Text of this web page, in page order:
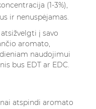
(1-3%),
ir nenuspėjamas.
į savo
aromato,
naudojimui
bus EDT ar EDC.
atspindi aromato